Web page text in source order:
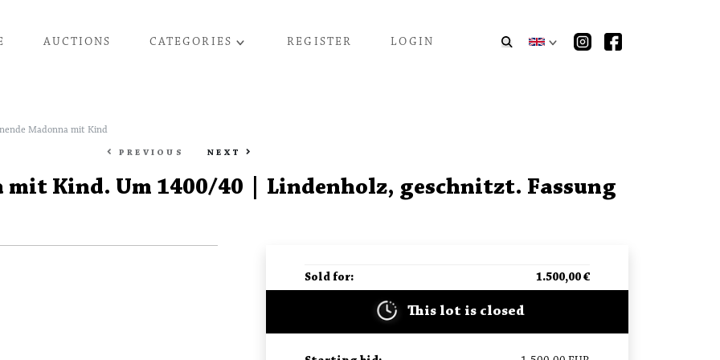
AUCTIONS CATEGORIES REGISTER LOGIN
Madonna mit Kind
PREVIOUS NEXT
mit Kind. Um 1400/40 | Lindenholz, geschnitzt. Fassung
Sold for: 1.500,00 €
This lot is closed